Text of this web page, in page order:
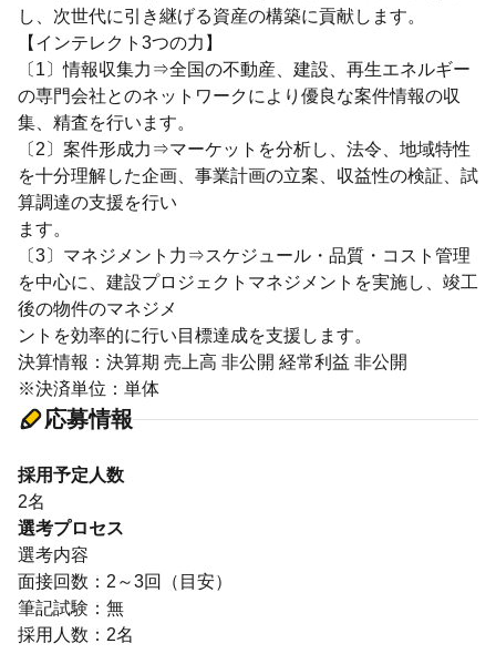
し、次世代に引き継げる資産の構築に貢献します。
【インテレクト3つの力】
〔1〕情報収集力⇒全国の不動産、建設、再生エネルギー
の専門会社とのネットワークにより優良な案件情報の収
集、精査を行います。
〔2〕案件形成力⇒マーケットを分析し、法令、地域特性
を十分理解した企画、事業計画の立案、収益性の検証、試
算調達の支援を行い
ます。
〔3〕マネジメント力⇒スケジュール・品質・コスト管理
を中心に、建設プロジェクトマネジメントを実施し、竣工
後の物件のマネジメ
ントを効率的に行い目標達成を支援します。
決算情報：決算期 売上高 非公開 経常利益 非公開
※決済単位：単体
応募情報
採用予定人数
2名
選考プロセス
選考内容
面接回数：2～3回（目安）
筆記試験：無
採用人数：2名